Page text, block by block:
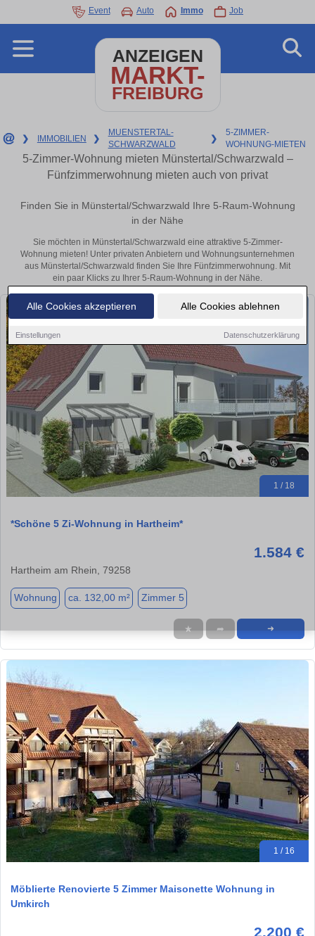
Alle Cookies akzeptieren Alle Cookies ablehnen
Einstellungen Datenschutzerklärung
Event Auto Immo Job
ANZEIGEN
MARKT-
FREIBURG
❯ IMMOBILIEN ❯
MUENSTERTAL-
SCHWARZWALD
❯
5-ZIMMER-
WOHNUNG-MIETEN
5-Zimmer-Wohnung mieten Münstertal/Schwarzwald –
Fünfzimmerwohnung mieten auch von privat
Finden Sie in Münstertal/Schwarzwald Ihre 5-Raum-Wohnung
in der Nähe
Sie möchten in Münstertal/Schwarzwald eine attraktive 5-Zimmer-
Wohnung mieten! Unter privaten Anbietern und Wohnungsunternehmen
aus Münstertal/Schwarzwald finden Sie Ihre Fünfzimmerwohnung. Mit
ein paar Klicks zu Ihrer 5-Raum-Wohnung in der Nähe.
1 / 18
*Schöne 5 Zi-Wohnung in Hartheim*
1.584 €
Hartheim am Rhein, 79258
Wohnung ca. 132,00 m² Zimmer 5
★ ➦ ➜
1 / 16
Möblierte Renovierte 5 Zimmer Maisonette Wohnung in
Umkirch
2.200 €